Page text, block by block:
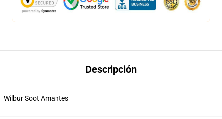
Descripción
Wilbur Soot Amantes